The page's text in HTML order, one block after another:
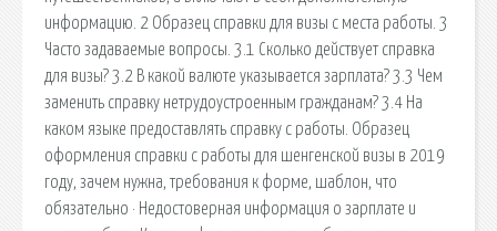
информацию. 2 Образец справки для визы с места работы. 3
Часто задаваемые вопросы. 3.1 Сколько действует справка
для визы? 3.2 В какой валюте указывается зарплата? 3.3 Чем
заменить справку нетрудоустроенным гражданам? 3.4 На
каком языке предоставлять справку с работы. Образец
оформления справки с работы для шенгенской визы в 2019
году, зачем нужна, требования к форме, шаблон, что
обязательно · Недостоверная информация о зарплате и